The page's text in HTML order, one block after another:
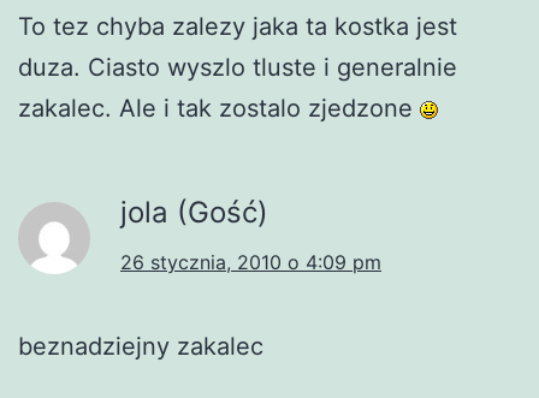
To tez chyba zalezy jaka ta kostka jest
duza. Ciasto wyszlo tluste i generalnie
zakalec. Ale i tak zostalo zjedzone
jola (Gość)
26 stycznia, 2010 o 4:09 pm
beznadziejny zakalec